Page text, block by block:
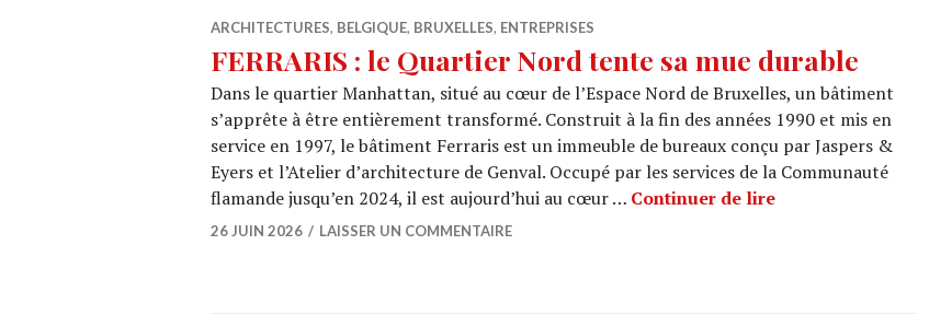
ARCHITECTURES, BELGIQUE, BRUXELLES, ENTREPRISES
FERRARIS : le Quartier Nord tente sa mue durable
Dans le quartier Manhattan, situé au cœur de l’Espace Nord de Bruxelles, un bâtiment
s’apprête à être entièrement transformé. Construit à la fin des années 1990 et mis en
service en 1997, le bâtiment Ferraris est un immeuble de bureaux conçu par Jaspers &
Eyers et l’Atelier d’architecture de Genval. Occupé par les services de la Communauté
flamande jusqu’en 2024, il est aujourd’hui au cœur … Continuer de lireFERRARIS : le
26 JUIN 2026 LAISSER UN COMMENTAIRE